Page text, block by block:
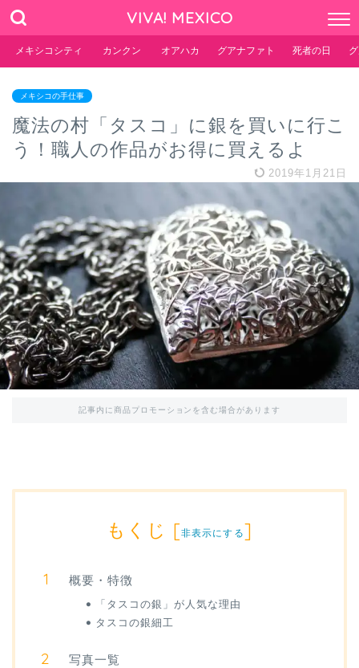
VIVA! MEXICO
メキシコシティ カンクン オアハカ グアナファト 死者の日
メキシコの手仕事
魔法の村「タスコ」に銀を買いに行こ
う！職人の作品がお得に買えるよ
2019年1月21日
記事内に商品プロモーションを含む場合があります
もくじ [非表示にする]
概要・特徴
「タスコの銀」が人気な理由
タスコの銀細工
写真一覧